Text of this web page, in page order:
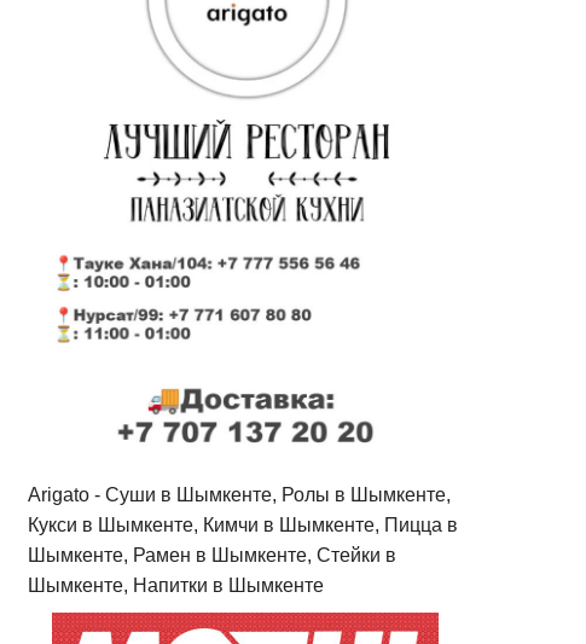
Arigato - Cуши в Шымкенте, Ролы в Шымкенте,
Кукси в Шымкенте, Кимчи в Шымкенте, Пицца в
Шымкенте, Рамен в Шымкенте, Стейки в
Шымкенте, Напитки в Шымкенте